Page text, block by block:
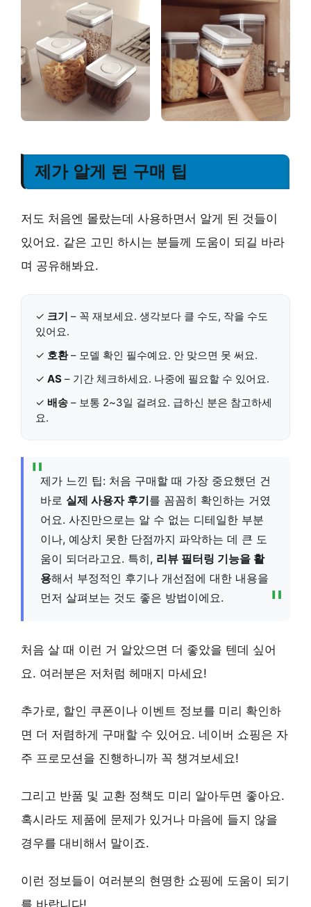
제가 알게 된 구매 팁
저도 처음엔 몰랐는데 사용하면서 알게 된 것들이
있어요. 같은 고민 하시는 분들께 도움이 되길 바라
며 공유해봐요.
✓ 크기 – 꼭 재보세요. 생각보다 클 수도, 작을 수도
있어요.
✓ 호환– 모델 확인 필수예요. 안 맞으면 못 써요.
✓ AS – 기간 체크하세요. 나중에 필요할 수 있어요.
✓ 배송 – 보통 2~3일 걸려요. 급하신 분은 참고하세
요.
제가 느낀 팁: 처음 구매할 때 가장 중요했던 건
바로 실제 사용자 후기를 꼼꼼히 확인하는 거였
어요. 사진만으로는 알 수 없는 디테일한 부분
이나, 예상치 못한 단점까지 파악하는 데 큰 도
움이 되더라고요. 특히, 리뷰 필터링 기능을 활
용해서 부정적인 후기나 개선점에 대한 내용을
먼저 살펴보는 것도 좋은 방법이에요.
처음 살 때 이런 거 알았으면 더 좋았을 텐데 싶어
요. 여러분은 저처럼 헤매지 마세요!
추가로, 할인 쿠폰이나 이벤트 정보 를 미리 확인하
면 더 저렴하게 구매할 수 있어요. 네이버 쇼핑은 자
주 프로모션을 진행하니까 꼭 챙겨보세요!
그리고 반품 및 교환 정책 도 미리 알아두면 좋아요.
혹시라도 제품에 문제가 있거나 마음에 들지 않을
경우를 대비해서 말이죠.
이런 정보들이 여러분의 현명한 쇼핑에 도움이 되기
를 바랍니다!